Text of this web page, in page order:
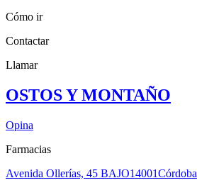
Cómo ir
Contactar
Llamar
OSTOS Y MONTAÑO
Opina
Farmacias
Avenida Ollerías, 45 BAJO14001Córdoba